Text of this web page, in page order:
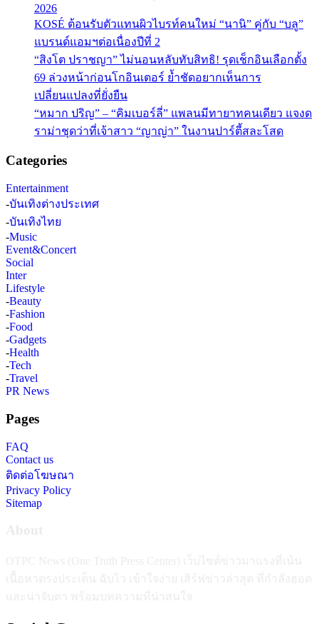
2026
KOSÉ ต้อนรับตัวแทนผิวไบรท์คนใหม่ “นานิ” คู่กับ “บลู”
แบรนด์แอมฯต่อเนื่องปีที่ 2
“สิงโต ปราชญา” ไม่นอนหลับทับสิทธิ! รุดเช็กอินเลือกตั้ง
69 ล่วงหน้าก่อนโกอินเตอร์ ย้ำชัดอยากเห็นการ
เปลี่ยนแปลงที่ยั่งยืน
“หมาก ปริญ” – “คิมเบอร์ลี่” แพลนมีทายาทคนเดียว แจงด
ราม่าชุดว่าที่เจ้าสาว “ญาญ่า” ในงานปาร์ตี้สละโสด
Categories
Entertainment
-บันเทิงต่างประเทศ
-บันเทิงไทย
-Music
Event&Concert
Social
Inter
Lifestyle
-Beauty
-Fashion
-Food
-Gadgets
-Health
-Tech
-Travel
PR News
Pages
FAQ
Contact us
ติดต่อโฆษณา
Privacy Policy
Sitemap